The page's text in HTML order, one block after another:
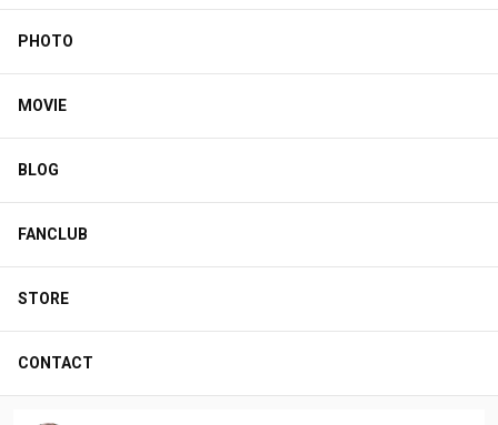
PHOTO
MOVIE
BLOG
FANCLUB
STORE
CONTACT